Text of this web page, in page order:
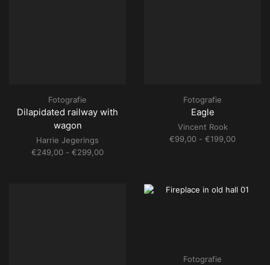
Fotografie
Dilapidated railway with
wagon
Harrie Jegerings
€249,00 - €299,00Prijsklasse:
Fotografie
Eagle
Vincent Rook
€99,00 - €199,00
Fotografie